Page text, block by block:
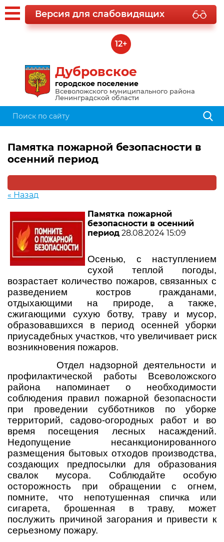
Дубровское
городское поселение
Всеволожского муниципального района
Ленинградской области
12+
Версия для слабовидящих
Памятка пожарной безопасности в
осенний период
« Назад
Памятка пожарной
безопасности в осенний
период 28.08.2024 15:09
Осенью, с наступлением
сухой теплой погоды,
возрастает количество пожаров, связанных с
разведением костров гражданами,
отдыхающими на природе, а также,
сжигающими сухую ботву, траву и мусор,
образовавшихся в период осенней уборки
приусадебных участков, что увеличивает риск
возникновения пожаров.
Отдел надзорной деятельности и
профилактической работы Всеволожского
района напоминает о необходимости
соблюдения правил пожарной безопасности
при проведении субботников по уборке
территорий, садово-огородных работ и во
время посещения лесных насаждений.
Недопущение несанкционированного
размещения бытовых отходов производства,
создающих предпосылки для образования
свалок мусора. Соблюдайте особую
осторожность при обращении с огнем,
помните, что непотушенная спичка или
сигарета, брошенная в траву, может
послужить причиной загорания и привести к
серьезному пожару.